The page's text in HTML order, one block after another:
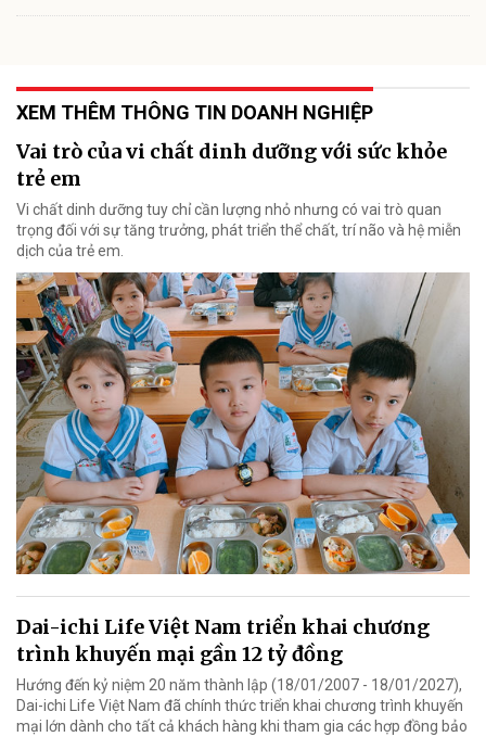
XEM THÊM THÔNG TIN DOANH NGHIỆP
Vai trò của vi chất dinh dưỡng với sức khỏe
trẻ em
Vi chất dinh dưỡng tuy chỉ cần lượng nhỏ nhưng có vai trò quan
trọng đối với sự tăng trưởng, phát triển thể chất, trí não và hệ miễn
dịch của trẻ em.
Dai-ichi Life Việt Nam triển khai chương
trình khuyến mại gần 12 tỷ đồng
Hướng đến kỷ niệm 20 năm thành lập (18/01/2007 - 18/01/2027),
Dai-ichi Life Việt Nam đã chính thức triển khai chương trình khuyến
mại lớn dành cho tất cả khách hàng khi tham gia các hợp đồng bảo